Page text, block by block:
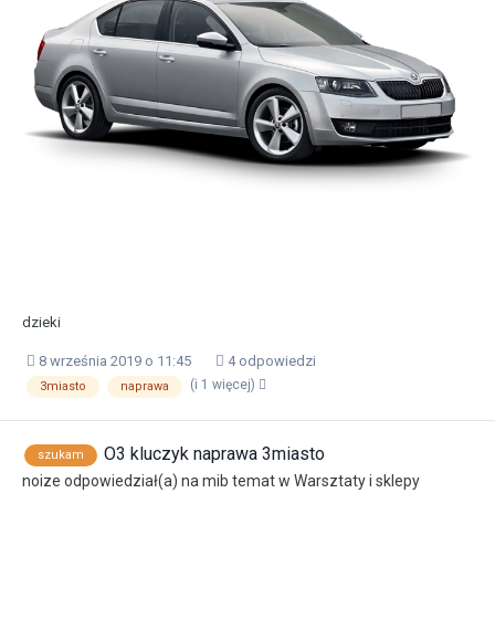
dzieki
8 września 2019 o 11:45 4 odpowiedzi
3miasto naprawa (i 1 więcej)
szukam O3 kluczyk naprawa 3miasto
noize odpowiedział(a) na mib temat w Warsztaty i sklepy